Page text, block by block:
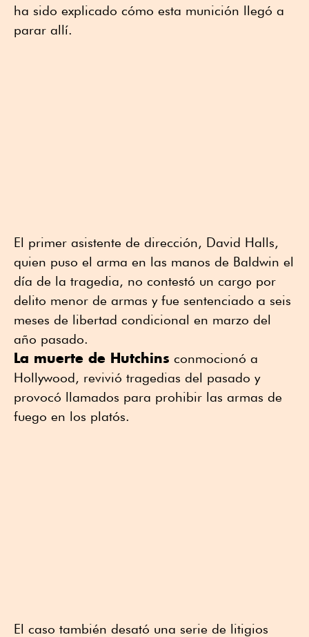
ha sido explicado cómo esta munición llegó a
parar allí.
El primer asistente de dirección, David Halls,
quien puso el arma en las manos de Baldwin el
día de la tragedia, no contestó un cargo por
delito menor de armas y fue sentenciado a seis
meses de libertad condicional en marzo del
año pasado.
La muerte de Hutchins conmocionó a
Hollywood, revivió tragedias del pasado y
provocó llamados para prohibir las armas de
fuego en los platós.
El caso también desató una serie de litigios